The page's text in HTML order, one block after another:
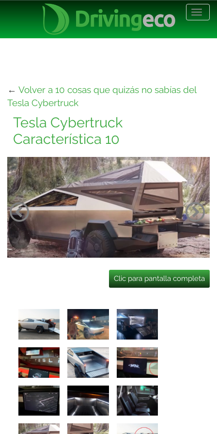
← Volver a 10 cosas que quizás no sabías del
Tesla Cybertruck
Tesla Cybertruck
Característica 10
Clic para pantalla completa